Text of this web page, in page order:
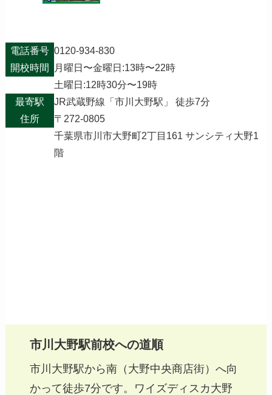
電話番号 0120-934-830
開校時間
月曜日〜金曜日:13時〜22時
土曜日:12時30分〜19時
最寄駅
JR武蔵野線「市川大野駅」 徒歩7分
住所
〒272-0805
千葉県市川市大野町2丁目161 サンシティ大野1
階
市川大野駅前校への道順
市川大野駅から南（大野中央商店街）へ向
かって徒歩7分です。ワイズディスカ大野